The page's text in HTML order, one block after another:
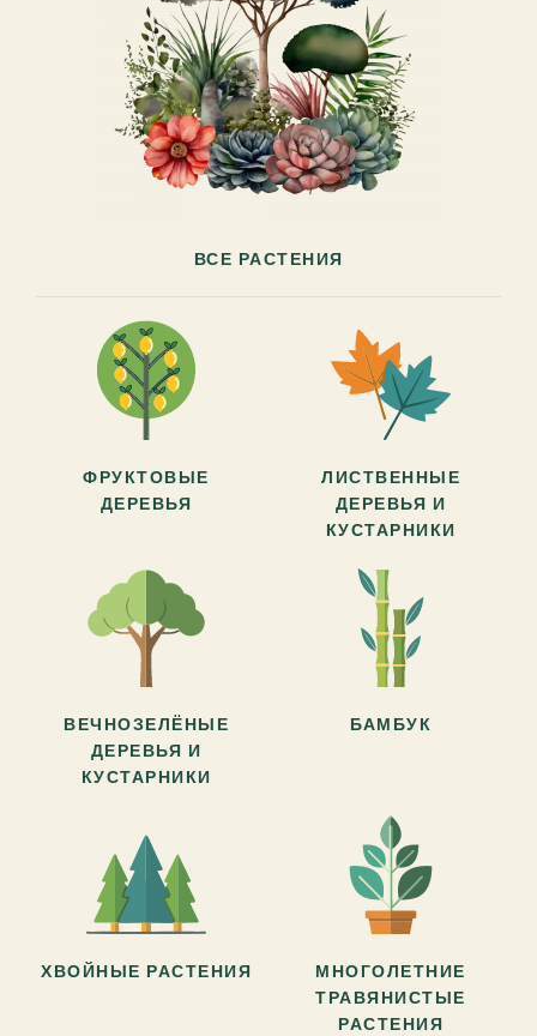
ВСЕ РАСТЕНИЯ
ФРУКТОВЫЕ
ДЕРЕВЬЯ
ЛИСТВЕННЫЕ
ДЕРЕВЬЯ И
КУСТАРНИКИ
ВЕЧНОЗЕЛЁНЫЕ
ДЕРЕВЬЯ И
КУСТАРНИКИ
БАМБУК
ХВОЙНЫЕ РАСТЕНИЯ
МНОГОЛЕТНИЕ
ТРАВЯНИСТЫЕ
РАСТЕНИЯ